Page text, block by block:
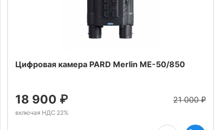
Цифровая камера PARD Merlin ME-50/850
21 000₽
18 900 ₽
включая НДС 22%